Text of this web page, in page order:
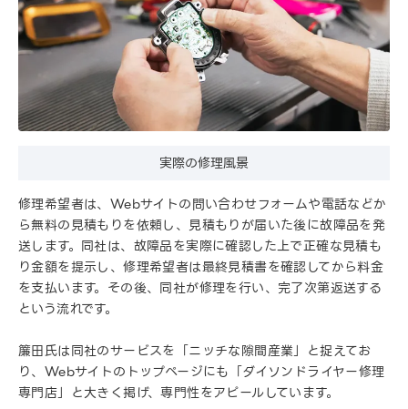
実際の修理風景
修理希望者は、Webサイトの問い合わせフォームや電話などか
ら無料の見積もりを依頼し、見積もりが届いた後に故障品を発
送します。同社は、故障品を実際に確認した上で正確な見積も
り金額を提示し、修理希望者は最終見積書を確認してから料金
を支払います。その後、同社が修理を行い、完了次第返送する
という流れです。
簾田氏は同社のサービスを「ニッチな隙間産業」と捉えてお
り、Webサイトのトップページにも「ダイソンドライヤー修理
専門店」と大きく掲げ、専門性をアピールしています。